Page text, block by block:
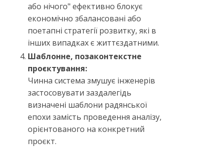
або нічого" ефективно блокує
економічно збалансовані або
поетапні стратегії розвитку, які в
інших випадках є життєздатними.
Шаблонне, позаконтекстне
проєктування:
Чинна система змушує інженерів
застосовувати заздалегідь
визначені шаблони радянської
епохи замість проведення аналізу,
орієнтованого на конкретний
проєкт.